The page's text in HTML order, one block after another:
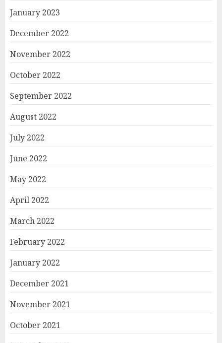
January 2023
December 2022
November 2022
October 2022
September 2022
August 2022
July 2022
June 2022
May 2022
April 2022
March 2022
February 2022
January 2022
December 2021
November 2021
October 2021